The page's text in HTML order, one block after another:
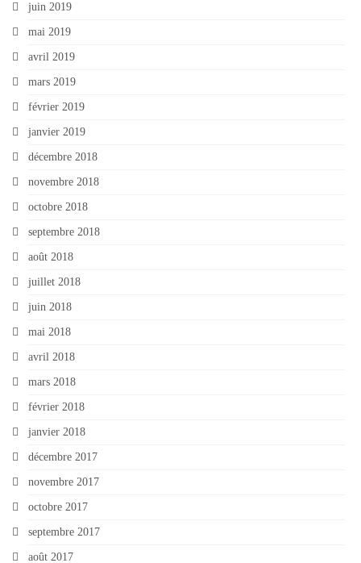
juin 2019
mai 2019
avril 2019
mars 2019
février 2019
janvier 2019
décembre 2018
novembre 2018
octobre 2018
septembre 2018
août 2018
juillet 2018
juin 2018
mai 2018
avril 2018
mars 2018
février 2018
janvier 2018
décembre 2017
novembre 2017
octobre 2017
septembre 2017
août 2017